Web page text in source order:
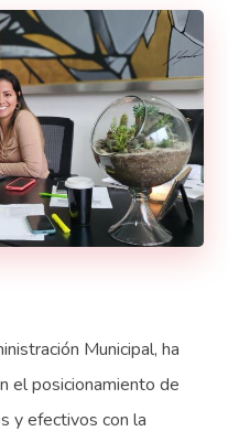
Municipal, ha
el posicionamiento de
y efectivos con la